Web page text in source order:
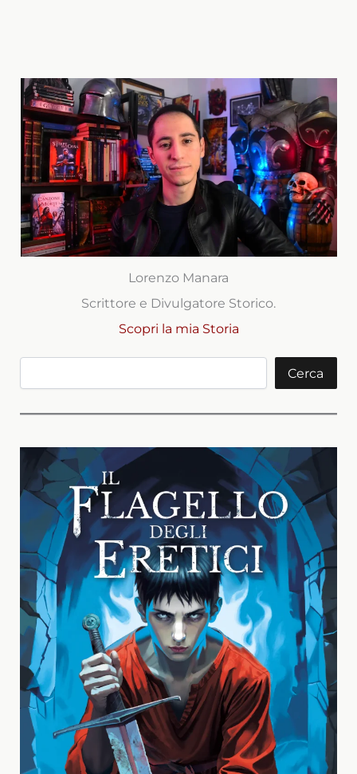
Lorenzo Manara
Scrittore e Divulgatore Storico.
Scopri la mia Storia
Cerca